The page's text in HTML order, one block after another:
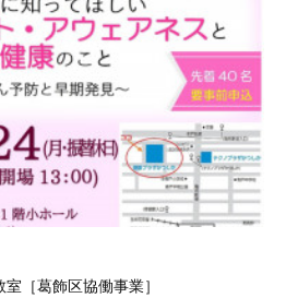
［葛飾区協働事業］